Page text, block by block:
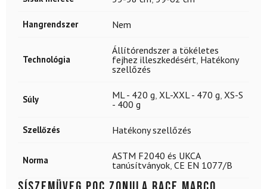
Hangrendszer Nem
Technológia
Állítórendszer a tökéletes
fejhez illeszkedésért Hatékony
szellőzés
Súly ML - 420 g XL-XXL - 470 g XS-S
- 400 g
Szellőzés Hatékony szellőzés
Norma
ASTM F2040 és UKCA
tanúsítványok CE EN 1077/B